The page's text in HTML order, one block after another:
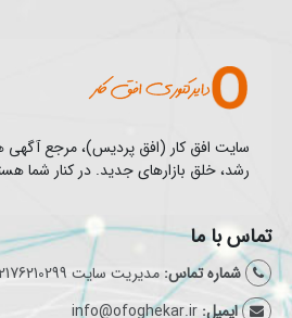
سایت افق کار (افق پردیس)، مرجع
رشد، خلق بازارهای جدید. در کنار شما
تماس با ما
شماره تماس:مدیریت سایت 02176210299 | 09124086144
ایمیل:info@ofoghekar.ir